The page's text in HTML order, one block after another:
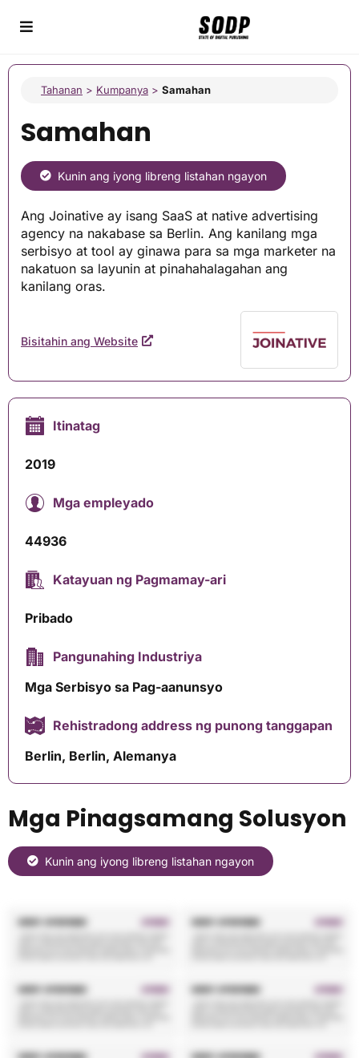
Tahanan > Kumpanya > Samahan
Samahan
Kunin ang iyong libreng listahan ngayon
Ang Joinative ay isang SaaS at native advertising
agency na nakabase sa Berlin. Ang kanilang mga
serbisyo at tool ay ginawa para sa mga marketer na
nakatuon sa layunin at pinahahalagahan ang
kanilang oras.
Bisitahin ang Website
Itinatag
2019
Mga empleyado
44936
Katayuan ng Pagmamay-ari
Pribado
Pangunahing Industriya
Mga Serbisyo sa Pag-aanunsyo
Rehistradong address ng punong tanggapan
Berlin, Berlin, Alemanya
Mga Pinagsamang Solusyon
Kunin ang iyong libreng listahan ngayon